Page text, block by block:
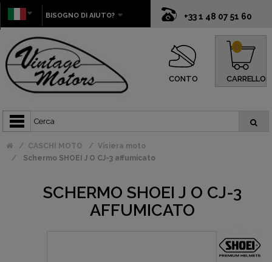
+33 1 48 07 51 60
BISOGNO DI AIUTO?
CONTO CARRELLO
0
CASCHI MOTO
Visiera moto
Schermo SHOEI J O CJ-3 affumicato
SCHERMO SHOEI J O CJ-3
AFFUMICATO